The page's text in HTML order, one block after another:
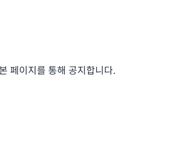
페이지를 통해 공지합니다.